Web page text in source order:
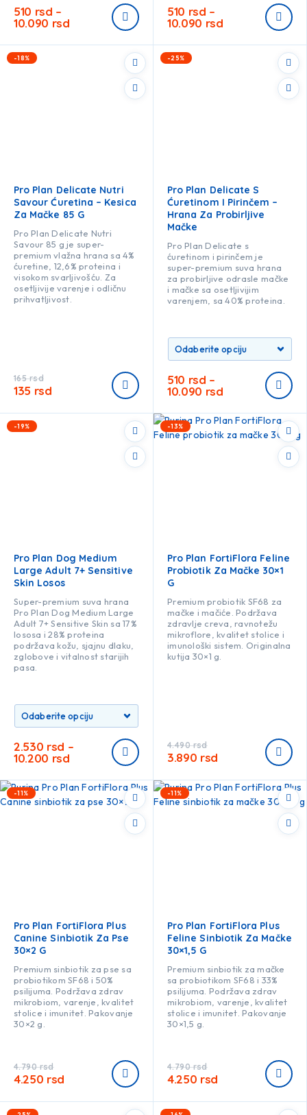
510 rsd –
10.090 rsd
510 rsd –
10.090 rsd
-18%
Pro Plan Delicate Nutri
Savour Ćuretina – Kesica
Za Mačke 85 G
Pro Plan Delicate Nutri
Savour 85 g je super-
premium vlažna hrana sa 4%
ćuretine, 12,6% proteina i
visokom svarljivošću. Za
osetljivije varenje i odličnu
prihvatljivost.
165rsd
135 rsd
-25%
Pro Plan Delicate S
Ćuretinom I Pirinčem –
Hrana Za Probirljive
Mačke
Pro Plan Delicate s
ćuretinom i pirinčem je
super-premium suva hrana
za probirljive odrasle mačke
i mačke sa osetljivijim
varenjem, sa 40% proteina.
510 rsd –
10.090 rsd
-19%
Pro Plan Dog Medium
Large Adult 7+ Sensitive
Skin Losos
Super-premium suva hrana
Pro Plan Dog Medium Large
Adult 7+ Sensitive Skin sa 17%
lososa i 28% proteina
podržava kožu, sjajnu dlaku,
zglobove i vitalnost starijih
pasa.
2.530 rsd –
10.200 rsd
-13%
Pro Plan FortiFlora Feline
Probiotik Za Mačke 30×1
G
Premium probiotik SF68 za
mačke i mačiće. Podržava
zdravlje creva, ravnotežu
mikroflore, kvalitet stolice i
imunološki sistem. Originalna
kutija 30×1 g.
4.490rsd
3.890 rsd
-11%
Pro Plan FortiFlora Plus
Canine Sinbiotik Za Pse
30×2 G
Premium sinbiotik za pse sa
probiotikom SF68 i 50%
psilijuma. Podržava zdrav
mikrobiom, varenje, kvalitet
stolice i imunitet. Pakovanje
30×2 g.
4.790rsd
4.250 rsd
-11%
Pro Plan FortiFlora Plus
Feline Sinbiotik Za Mačke
30×1,5 G
Premium sinbiotik za mačke
sa probiotikom SF68 i 33%
psilijuma. Podržava zdrav
mikrobiom, varenje, kvalitet
stolice i imunitet. Pakovanje
30×1,5 g.
4.790rsd
4.250 rsd